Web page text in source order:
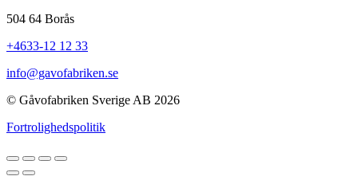
504 64 Borås
+4633-12 12 33
info@gavofabriken.se
© Gåvofabriken Sverige AB 2026
Fortrolighedspolitik